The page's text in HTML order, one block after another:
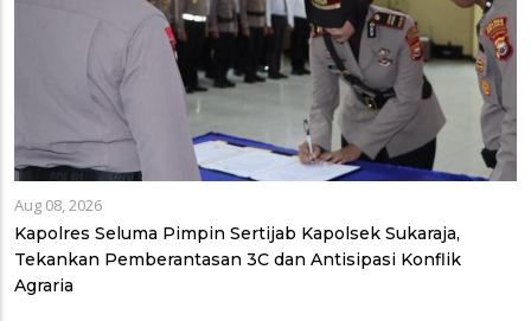
Aug 08, 2026
Kapolres Seluma Pimpin Sertijab Kapolsek Sukaraja,
Tekankan Pemberantasan 3C dan Antisipasi Konflik
Agraria